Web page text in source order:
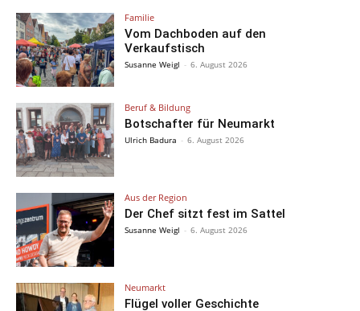
Familie
Vom Dachboden auf den
Verkaufstisch
Susanne Weigl - 6. August 2026
Beruf & Bildung
Botschafter für Neumarkt
Ulrich Badura - 6. August 2026
Aus der Region
Der Chef sitzt fest im Sattel
Susanne Weigl - 6. August 2026
Neumarkt
Flügel voller Geschichte